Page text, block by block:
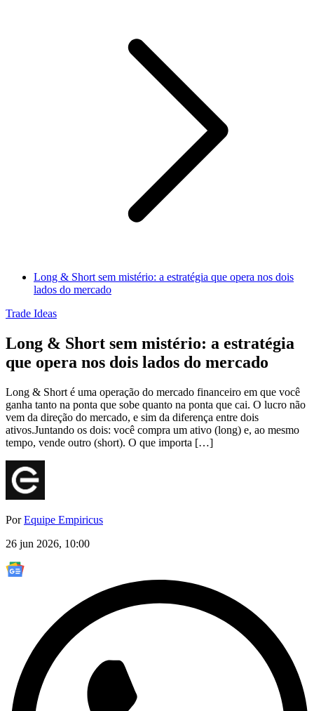
Long & Short sem mistério: a estratégia que opera nos dois
lados do mercado
Trade Ideas
Long & Short sem mistério: a estratégia
que opera nos dois lados do mercado
Long & Short é uma operação do mercado financeiro em que você
ganha tanto na ponta que sobe quanto na ponta que cai. O lucro não
vem da direção do mercado, e sim da diferença entre dois
ativos.Juntando os dois: você compra um ativo (long) e, ao mesmo
tempo, vende outro (short). O que importa […]
PorEquipe Empiricus
26 jun 2026, 10:00